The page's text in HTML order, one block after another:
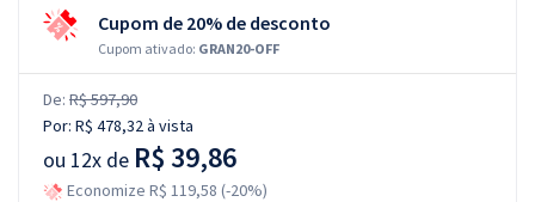
Cupom de 20% de desconto
Cupom ativado: GRAN20-OFF
De: R$ 597,90
Por: R$ 478,32à vista
ou 12x de R$ 39,86
Economize R$ 119,58 (-20%)